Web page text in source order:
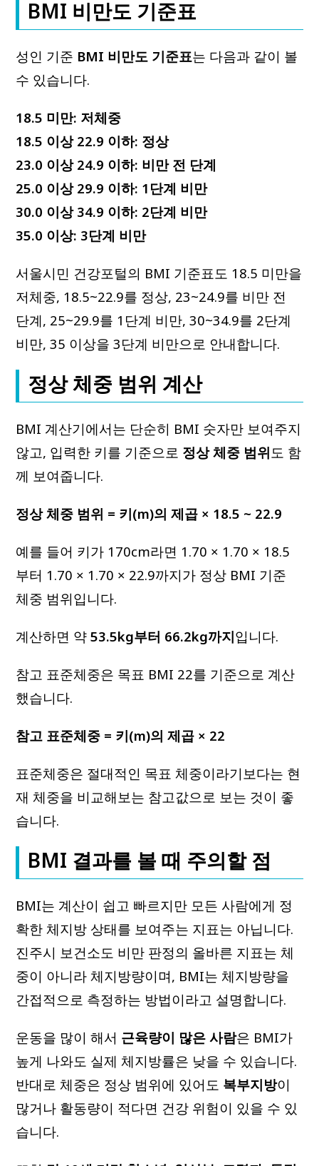
BMI 비만도 기준표
성인 기준 BMI 비만도 기준표는 다음과 같이 볼
수 있습니다.
18.5 미만: 저체중
18.5 이상 22.9 이하: 정상
23.0 이상 24.9 이하: 비만 전 단계
25.0 이상 29.9 이하: 1단계 비만
30.0 이상 34.9 이하: 2단계 비만
35.0 이상: 3단계 비만
서울시민 건강포털의 BMI 기준표도 18.5 미만을
저체중, 18.5~22.9를 정상, 23~24.9를 비만 전
단계, 25~29.9를 1단계 비만, 30~34.9를 2단계
비만, 35 이상을 3단계 비만으로 안내합니다.
정상 체중 범위 계산
BMI 계산기에서는 단순히 BMI 숫자만 보여주지
않고, 입력한 키를 기준으로 정상 체중 범위 도 함
께 보여줍니다.
정상 체중 범위 = 키(m)의 제곱 × 18.5 ~ 22.9
예를 들어 키가 170cm라면 1.70 × 1.70 × 18.5
부터 1.70 × 1.70 × 22.9까지가 정상 BMI 기준
체중 범위입니다.
계산하면 약53.5kg부터 66.2kg까지입니다.
참고 표준체중은 목표 BMI 22를 기준으로 계산
했습니다.
참고 표준체중 = 키(m)의 제곱 × 22
표준체중은 절대적인 목표 체중이라기보다는 현
재 체중을 비교해보는 참고값으로 보는 것이 좋
습니다.
BMI 결과를 볼 때 주의할 점
BMI는 계산이 쉽고 빠르지만 모든 사람에게 정
확한 체지방 상태를 보여주는 지표는 아닙니다.
진주시 보건소도 비만 판정의 올바른 지표는 체
중이 아니라 체지방량이며, BMI는 체지방량을
간접적으로 측정하는 방법이라고 설명합니다.
운동을 많이 해서 근육량이 많은 사람은 BMI가
높게 나와도 실제 체지방률은 낮을 수 있습니다.
반대로 체중은 정상 범위에 있어도 복부지방이
많거나 활동량이 적다면 건강 위험이 있을 수 있
습니다.